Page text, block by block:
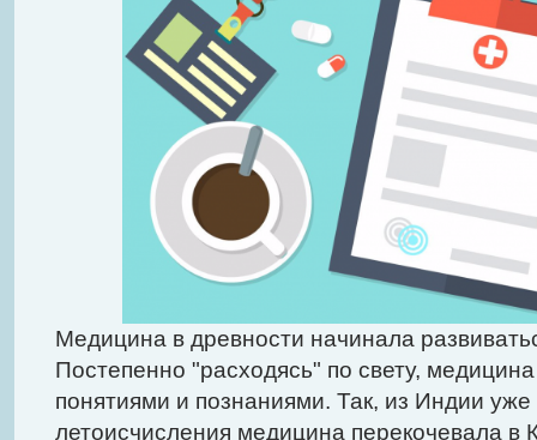
Медицина в древности начинала
Постепенно "расходясь" по свету,
понятиями и познаниями. Так, из Индии
летоисчисления медицина перекочевала в